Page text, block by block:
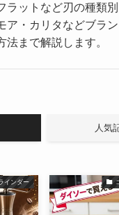
ラットなど刃の種類
ア・カリタなどブラ
法まで解説します。
人気
インダー